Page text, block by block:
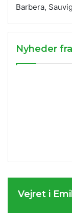
Barbera,
Nyheder
Vejret i